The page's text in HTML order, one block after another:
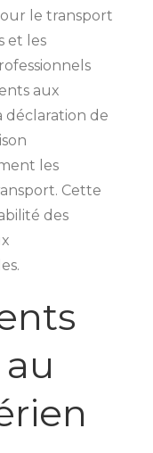
le transport
et les
aux
déclaration de
les
Cette
des